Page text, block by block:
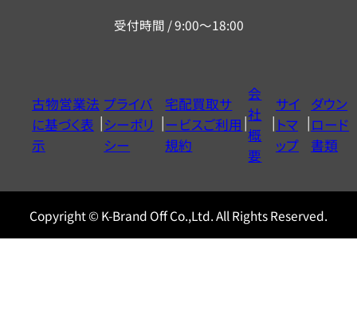
ー
ヤ
ル
0120604117
受付時間 / 9:00～18:00
古物営業法
に基づく表
示
プライバ
シーポリ
シー
宅配買取サ
ービスご利用
規約
会
社
概
要
サイ
トマ
ップ
ダウン
ロード
書類
Copyright © K-Brand Off Co.,Ltd. All Rights Reserved.